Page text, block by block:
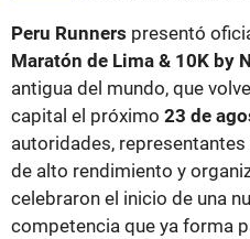
Peru Runners presentó
Maratón de Lima & 10K by
antigua del mundo, que
capital el próximo 23 de
autoridades,
de alto rendimiento y
celebraron el inicio de una
competencia que ya forma